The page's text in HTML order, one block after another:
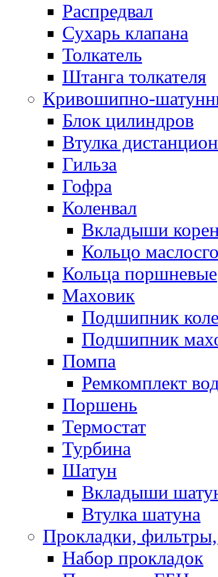
Распредвал
Сухарь клапана
Толкатель
Штанга толкателя
Кривошипно-
Блок цилиндров
Втулка
Гильза
Гофра
Коленвал
Вкладыши
Кольцо
Кольца поршневые
Маховик
Подшипник
Подшипник
Помпа
Ремкомплект
Поршень
Термостат
Турбина
Шатун
Вкладыши
Втулка шатуна
Прокладки,
Набор прокладок